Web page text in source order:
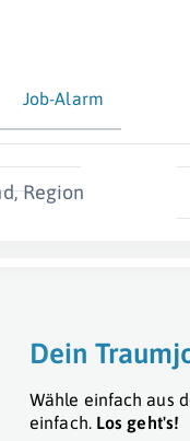
Job-Alarm
Region
Dein
Wähle einfach aus
einfach. Los geht's!